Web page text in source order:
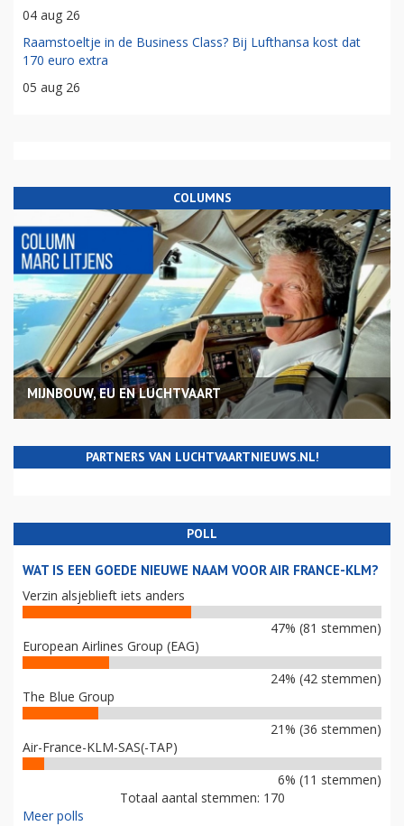
04 aug 26
Raamstoeltje in de Business Class? Bij Lufthansa kost dat
170 euro extra
05 aug 26
COLUMNS
MIJNBOUW, EU EN LUCHTVAART
PARTNERS VAN LUCHTVAARTNIEUWS.NL!
POLL
WAT IS EEN GOEDE NIEUWE NAAM VOOR AIR FRANCE-KLM?
Verzin alsjeblieft iets anders
47% (81 stemmen)
European Airlines Group (EAG)
24% (42 stemmen)
The Blue Group
21% (36 stemmen)
Air-France-KLM-SAS(-TAP)
6% (11 stemmen)
Totaal aantal stemmen: 170
Meer polls